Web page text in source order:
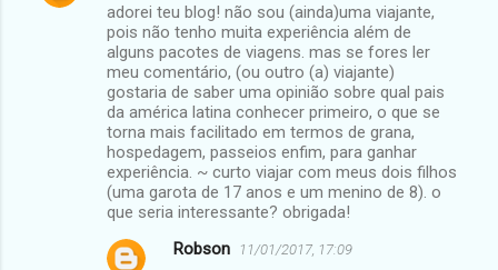
adorei teu blog! não sou (ainda)uma viajante,
pois não tenho muita experiência além de
alguns pacotes de viagens. mas se fores ler
meu comentário, (ou outro (a) viajante)
gostaria de saber uma opinião sobre qual pais
da américa latina conhecer primeiro, o que se
torna mais facilitado em termos de grana,
hospedagem, passeios enfim, para ganhar
experiência. ~ curto viajar com meus dois filhos
(uma garota de 17 anos e um menino de 8). o
que seria interessante? obrigada!
Robson 11/01/2017, 17:09